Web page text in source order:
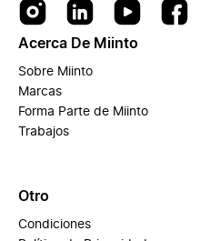
Acerca De Miinto
Sobre Miinto
Marcas
Forma Parte de Miinto
Trabajos
Otro
Condiciones